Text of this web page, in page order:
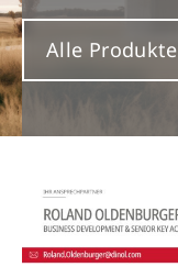
Alle Produkte